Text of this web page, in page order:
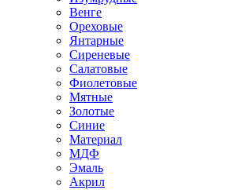
Венге
Ореховые
Янтарные
Сиреневые
Салатовые
Фиолетовые
Мятные
Золотые
Синие
Материал
МДФ
Эмаль
Акрил